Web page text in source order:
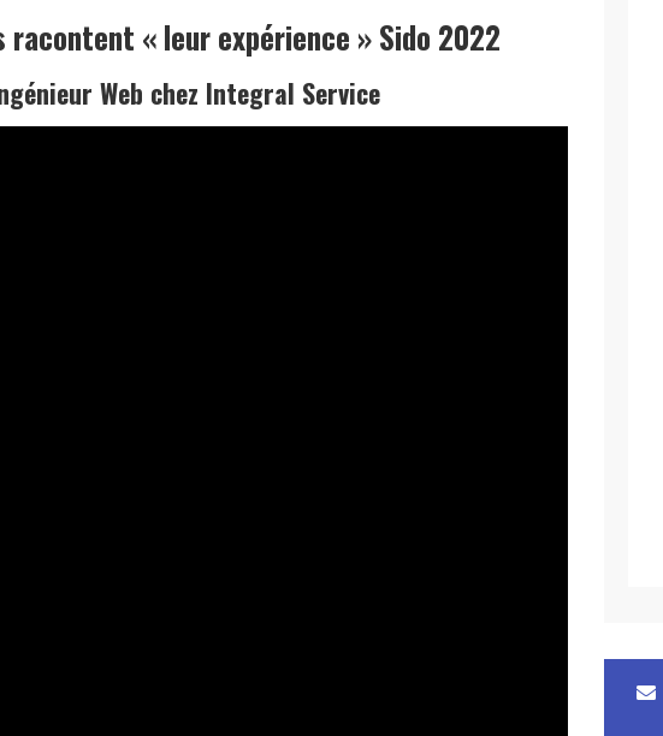
racontent « leur expérience » Sido 2022
Web chez Integral Service